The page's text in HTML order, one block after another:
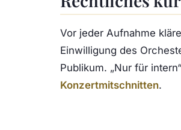
Vor jeder Aufnahme
Einwilligung des
Publikum. „Nur für
Konzertmitschnitten.